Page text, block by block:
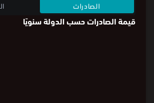
الصادرات
قيمة الصادرات حسب الدولة سنويًا